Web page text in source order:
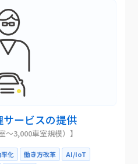
ービスの提供
3,000車室規模）】
化 働き方改革
AI/IoT